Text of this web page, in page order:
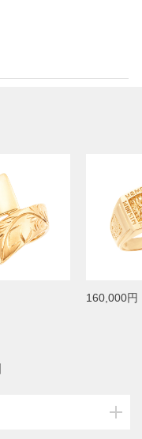
160,000円